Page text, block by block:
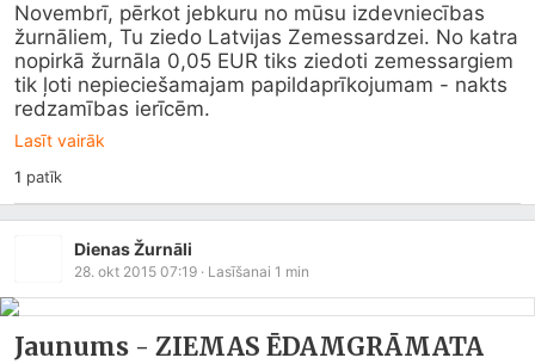
Novembrī, pērkot jebkuru no mūsu izdevniecības
žurnāliem, Tu ziedo Latvijas Zemessardzei. No katra
nopirkā žurnāla 0,05 EUR tiks ziedoti zemessargiem
tik ļoti nepieciešamajam papildaprīkojumam - nakts
redzamības ierīcēm.
Lasīt vairāk
1 patīk
Dienas Žurnāli
28. okt 2015 07:19 · Lasīšanai 1 min
Jaunums - ZIEMAS ĒDAMGRĀMATA